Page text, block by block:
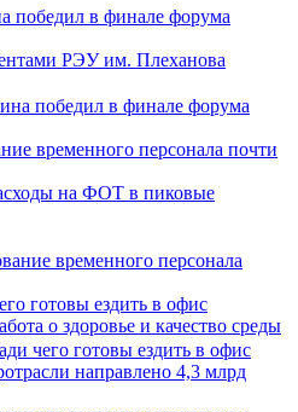
победил в финале форума
РЭУ им. Плеханова
временного персонала почти
на ФОТ в пиковые
готовы ездить в офис
о здоровье и качество среды
направлено 4,3 млрд